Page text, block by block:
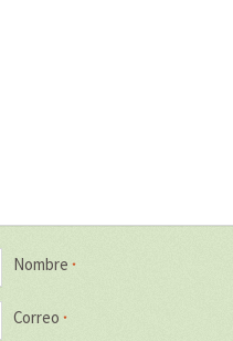
Nombre *
Correo *